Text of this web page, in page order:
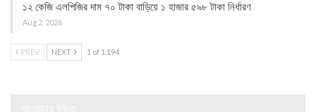
১২ কেজি এলপিজির দাম ৭০ টাকা বাড়িয়ে ১ হাজার ৫৯৮ টাকা নির্ধারণ
Aug 2, 2026
PREV NEXT 1 of 1,194